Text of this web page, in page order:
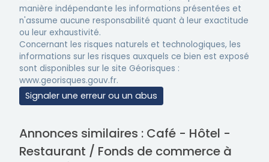
manière indépendante les informations présentées et
n'assume aucune responsabilité quant à leur exactitude
ou leur exhaustivité.
Concernant les risques naturels et technologiques, les
informations sur les risques auxquels ce bien est exposé
sont disponibles sur le site Géorisques :
www.georisques.gouv.fr.
Signaler une erreur ou un abus
Annonces similaires : Café - Hôtel -
Restaurant / Fonds de commerce à